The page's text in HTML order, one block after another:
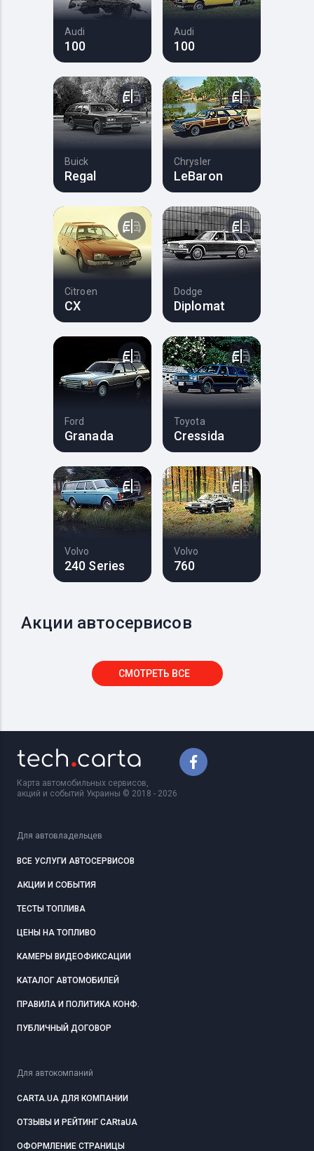
Audi
100
Audi
100
Buick
Regal
Chrysler
LeBaron
Citroen
CX
Dodge
Diplomat
Ford
Granada
Toyota
Cressida
Volvo
240 Series
Volvo
760
Акции автосервисов
СМОТРЕТЬ ВСЕ
Карта автомобильных сервисов,
акций и событий Украины © 2018 - 2026
Для автовладельцев
ВСЕ УСЛУГИ АВТОСЕРВИСОВ
АКЦИИ И СОБЫТИЯ
ТЕСТЫ ТОПЛИВА
ЦЕНЫ НА ТОПЛИВО
КАМЕРЫ ВИДЕОФИКСАЦИИ
КАТАЛОГ АВТОМОБИЛЕЙ
ПРАВИЛА И ПОЛИТИКА КОНФ.
ПУБЛИЧНЫЙ ДОГОВОР
Для автокомпаний
CARTA.UA ДЛЯ КОМПАНИИ
ОТЗЫВЫ И РЕЙТИНГ CARtaUA
ОФОРМЛЕНИЕ СТРАНИЦЫ